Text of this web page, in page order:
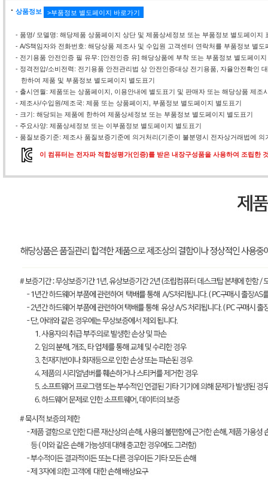
상품정보 >부품정보 별도페이지 바로가기
- 품명/ 모델명: 해당제품 상품페이지 상단 및 제품상세정보 또는 부품정보 별도페이지
- A/S책임자와 전화번호: 해당상품 제조사 및 수입원 고객센터 연락처를 부품정보 별도
- 전기용품 안전인증 필 유무: [안전인증 유] 해당상품에 부착 또는 부품정보 별도페이지
- 정격전압/소비전력: 전기용품 안전관리법 상 안전인증대상 전기용품, 자율안전확인
한하여 제품 및 부품정보 별도페이지 별도표기
- 출시연월: 제품또는 상품페이지, 이용안내에 별도표기 및 판매자 또는 해당상품 제조
- 제조사/수입원/제조국: 제품 또는 상품페이지, 부품정보 별도페이지 별도표기
- 크기: 해당되는 제품에 한하여 제품상세정보 또는 부품정보 별도페이지 별도표기
- 주요사양: 제품상세정보 또는 이부품정보 별도페이지 별도표기
- 품질보증기준: 제조사 품질보증기준에 의거처리(기준이 불분명시 전자상거래법에 의
이 컴퓨터는 전자파 적합성평가(인증)를 받은 내장구성품을 사용하여 조립한